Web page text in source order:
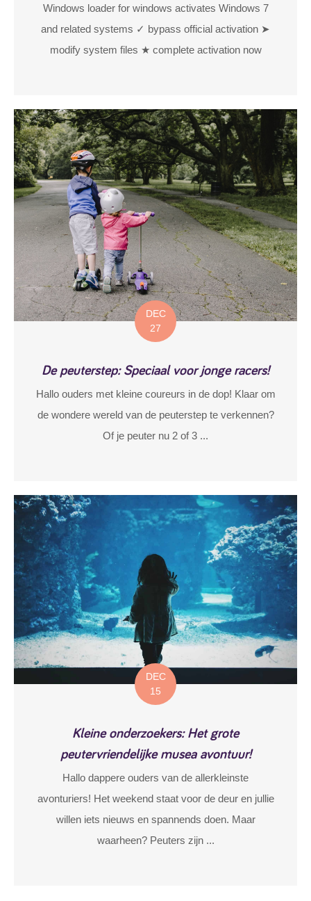
Windows loader for windows activates Windows 7
and related systems ✓ bypass official activation ➤
modify system files ★ complete activation now
DEC
27
De peuterstep: Speciaal voor jonge racers!
Hallo ouders met kleine coureurs in de dop! Klaar om
de wondere wereld van de peuterstep te verkennen?
Of je peuter nu 2 of 3 ...
DEC
15
Kleine onderzoekers: Het grote
peutervriendelijke musea avontuur!
Hallo dappere ouders van de allerkleinste
avonturiers! Het weekend staat voor de deur en jullie
willen iets nieuws en spannends doen. Maar
waarheen? Peuters zijn ...